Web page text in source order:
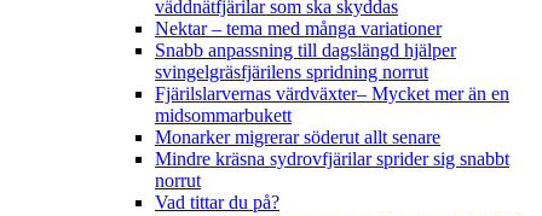
väddnätfjärilar som ska skyddas
Nektar – tema med många variationer
Snabb anpassning till dagslängd hjälper
svingelgräsfjärilens spridning norrut
Fjärilslarvernas värdväxter– Mycket mer än en
midsommarbukett
Monarker migrerar söderut allt senare
Mindre kräsna sydrovfjärilar sprider sig snabbt
norrut
Vad tittar du på?